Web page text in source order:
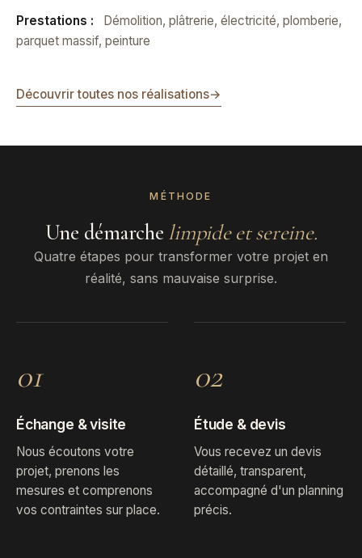
Prestations :
Démolition, plâtrerie, électricité, plomberie,
parquet massif, peinture
Découvrir toutes nos réalisations→
MÉTHODE
Une démarche limpide et sereine.
Quatre étapes pour transformer votre projet en
réalité, sans mauvaise surprise.
01
Échange & visite
Nous écoutons votre
projet, prenons les
mesures et comprenons
vos contraintes sur place.
02
Étude & devis
Vous recevez un devis
détaillé, transparent,
accompagné d'un planning
précis.